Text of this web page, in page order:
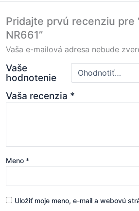
Pridajte prvú recenziu pre
NR661”
Vaša e-mailová adresa nebude
Vaše
hodnotenie
Vaša recenzia *
Meno *
Uložiť moje meno, e-mail a webovú